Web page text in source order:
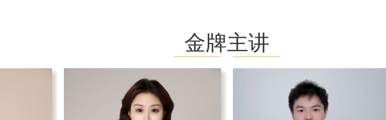
金牌主讲